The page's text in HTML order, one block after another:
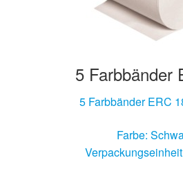
5 Farbbänder
5 Farbbänder ERC
Farbe: